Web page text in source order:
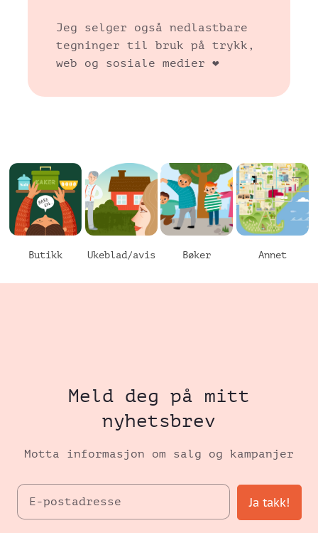
Jeg selger også nedlastbare
tegninger til bruk på trykk,
web og sosiale medier ❤
Butikk Ukeblad/avis Bøker Annet
Meld deg på mitt
nyhetsbrev
Motta informasjon om salg og kampanjer
Ja takk!